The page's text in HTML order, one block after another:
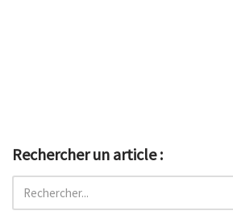
Rechercher un article :